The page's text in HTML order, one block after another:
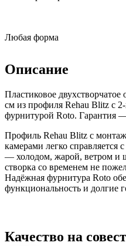
Любая форма
Описание
Пластиковое
см из профиля Rehau Blitz с
фурнитурой Roto. Гарантия
Профиль Rehau Blitz с
камерами легко
— холодом, жарой, ветром и
створка со временем не
Надёжная фурнитура Roto
функциональность и долгие
Качество на